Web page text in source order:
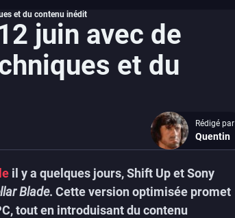
et du contenu inédit
juin avec de
et du
Rédigé par
Quentin
il y a quelques jours, Shift Up et Sony
Blade. Cette version optimisée promet
tout en introduisant du contenu